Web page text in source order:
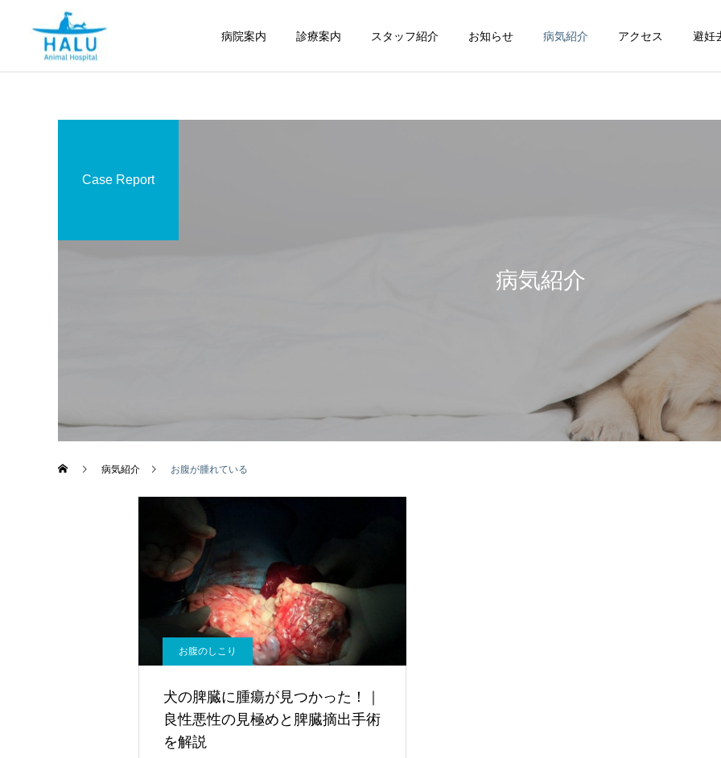
病院案内 診療案内 スタッフ紹介 お知らせ 病気紹介 アクセス 避妊
脳神経科病気紹介
Case Report
病気紹介 お腹が腫れている
お腹のしこり
犬の脾臓に腫瘍が見つかった！｜
良性悪性の見極めと脾臓摘出手術
を解説